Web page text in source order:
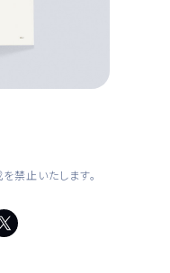
禁止いたします。